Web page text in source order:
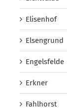
Elisenhof
Elsengrund
Engelsfelde
Erkner
Fahlhorst